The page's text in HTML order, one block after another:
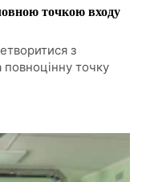
точкою входу
з
точку